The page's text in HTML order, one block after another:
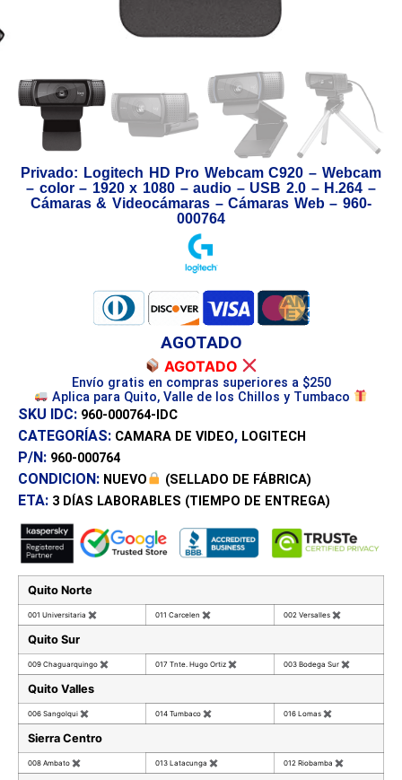
Privado: Logitech HD Pro Webcam C920 – Webcam
– color – 1920 x 1080 – audio – USB 2.0 – H.264 –
Cámaras & Videocámaras – Cámaras Web – 960-
000764
AGOTADO
AGOTADO
Envío gratis en compras superiores a $250
Aplica para Quito, Valle de los Chillos y Tumbaco
SKU IDC: 960-000764-IDC
CATEGORÍAS: CAMARA DE VIDEO, LOGITECH
P/N: 960-000764
CONDICION: NUEVO (SELLADO DE FÁBRICA)
ETA: 3 DÍAS LABORABLES (TIEMPO DE ENTREGA)
Quito Norte
001 Universitaria ✖ 011 Carcelen ✖ 002 Versalles ✖
Quito Sur
009 Chaguarquingo ✖ 017 Tnte. Hugo Ortiz ✖ 003 Bodega Sur ✖
Quito Valles
006 Sangolqui ✖ 014 Tumbaco ✖ 016 Lomas ✖
Sierra Centro
008 Ambato ✖ 013 Latacunga ✖ 012 Riobamba ✖